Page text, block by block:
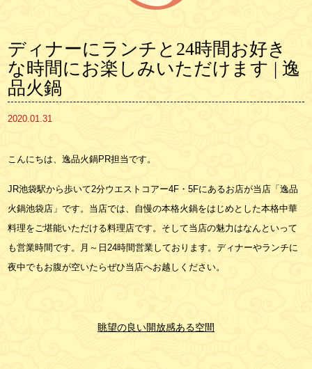
ディナーにランチと24時間お好き
な時間にお楽しみいただけます | 逸
品火鍋
2020.01.31
こんにちは、逸品火鍋PR担当です。
JR池袋駅から歩いて2分ウエストコアー4F・5Fにあるお店が当店「逸品
火鍋池袋店」です。当店では、自慢の本格火鍋をはじめとした本格中華
料理をご堪能いただける料理店です。そして当店の魅力はなんといって
も営業時間です。月～日24時間営業しております。ディナーやランチに
夜中でもお腹が空いたらぜひ当店へお越しください。
眺望の良い開放感ある空間